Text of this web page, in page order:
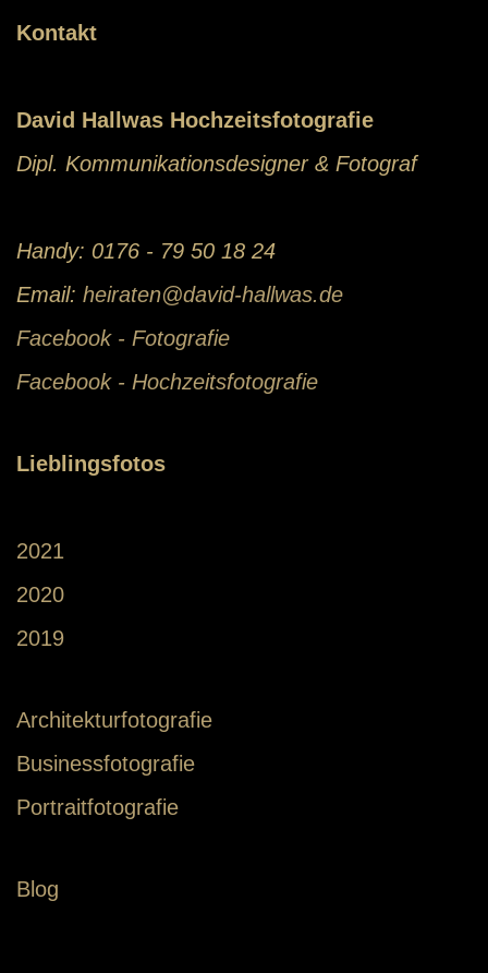
Kontakt
David Hallwas Hochzeitsfotografie
Dipl. Kommunikationsdesigner & Fotograf
Handy: 0176 - 79 50 18 24
Email: heiraten@david-hallwas.de
Facebook - Fotografie
Facebook - Hochzeitsfotografie
Lieblingsfotos
2021
2020
2019
Architekturfotografie
Businessfotografie
Portraitfotografie
Blog